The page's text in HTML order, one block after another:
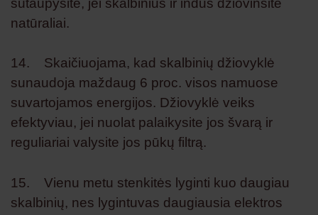
natūraliai.
14. Skaičiuojama, kad skalbinių džiovyklė
sunaudoja maždaug 6 proc. visos namuose
suvartojamos energijos. Džiovyklė veiks
efektyviau, jei nuolat palaikysite jos švarą ir
reguliariai valysite jos pūkų filtrą.
15. Vienu metu stenkitės lyginti kuo daugiau
skalbinių, nes lygintuvas daugiausia elektros